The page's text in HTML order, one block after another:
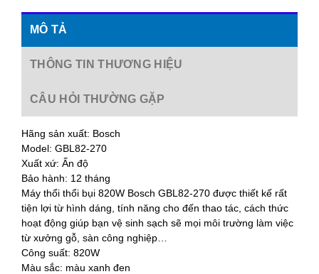
MÔ TẢ
THÔNG TIN THƯƠNG HIỆU
CÂU HỎI THƯỜNG GẶP
Hãng sản xuất: Bosch
Model: GBL82-270
Xuất xứ: Ấn độ
Bảo hành: 12 tháng
Máy thổi thổi bụi 820W Bosch GBL82-270 được thiết kế rất
tiện lợi từ hình dáng, tính năng cho đến thao tác, cách thức
hoạt động giúp bạn vệ sinh sạch sẽ mọi môi trường làm việc
từ xưởng gỗ, sàn công nghiệp…
Công suất: 820W
Màu sắc: màu xanh đen